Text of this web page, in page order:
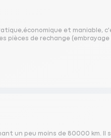
et maniable,
pièces de rechange
un peu moins de 80000 km.